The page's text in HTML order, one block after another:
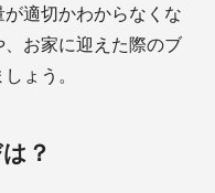
が適切かわからなくな
お家に迎えた際のブ
ょう。
？